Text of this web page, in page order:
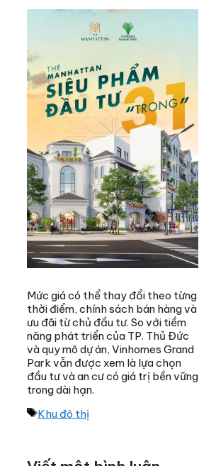
Mức giá có thể thay đổi theo từng
thời điểm, chính sách bán hàng và
ưu đãi từ chủ đầu tư. So với tiềm
năng phát triển của TP. Thủ Đức
và quy mô dự án, Vinhomes Grand
Park vẫn được xem là lựa chọn
đầu tư và an cư có giá trị bền vững
trong dài hạn.
Thẻ
Khu đô thị